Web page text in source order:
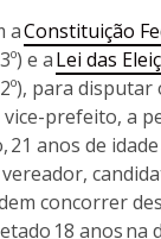
aConstituição
e aLei das
para disputar
prefeito, a
anos de
concorrer
18 anos na